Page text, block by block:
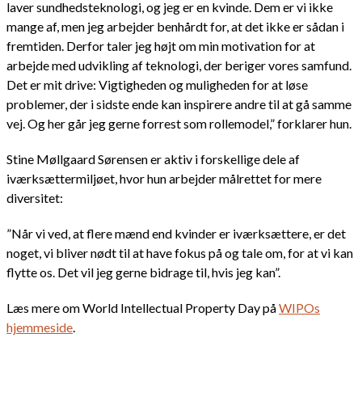
laver sundhedsteknologi, og jeg er en kvinde. Dem er vi ikke
mange af, men jeg arbejder benhårdt for, at det ikke er sådan i
fremtiden. Derfor taler jeg højt om min motivation for at
arbejde med udvikling af teknologi, der beriger vores samfund.
Det er mit drive: Vigtigheden og muligheden for at løse
problemer, der i sidste ende kan inspirere andre til at gå samme
vej. Og her går jeg gerne forrest som rollemodel,” forklarer hun.
Stine Møllgaard Sørensen er aktiv i forskellige dele af
iværksættermiljøet, hvor hun arbejder målrettet for mere
diversitet:
”Når vi ved, at flere mænd end kvinder er iværksættere, er det
noget, vi bliver nødt til at have fokus på og tale om, for at vi kan
flytte os. Det vil jeg gerne bidrage til, hvis jeg kan”.
Læs mere om World Intellectual Property Day påWIPOs
hjemmeside